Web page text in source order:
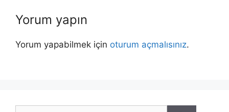
Yorum yapın
Yorum yapabilmek için oturum açmalısınız.